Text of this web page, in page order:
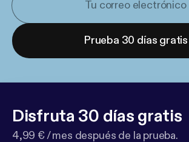
Prueba 30 días gratis
Disfruta 30 días gratis
4,99 € / mes después de la prueba.